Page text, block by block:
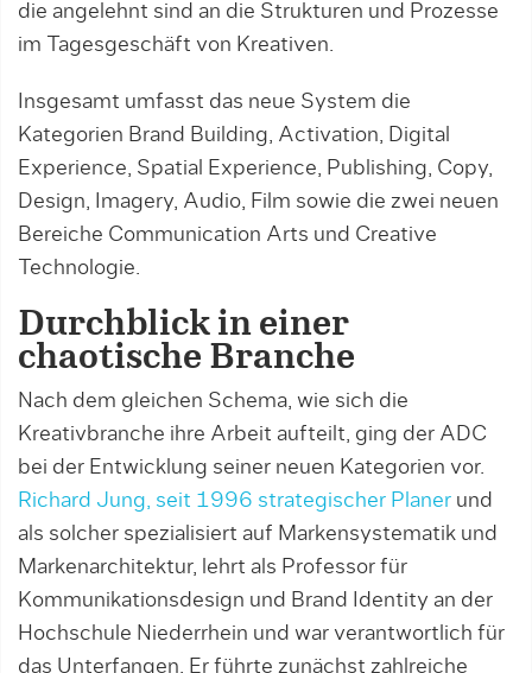
die angelehnt sind an die Strukturen und Prozesse
im Tagesgeschäft von Kreativen.
Insgesamt umfasst das neue System die
Kategorien Brand Building, Activation, Digital
Experience, Spatial Experience, Publishing, Copy,
Design, Imagery, Audio, Film sowie die zwei neuen
Bereiche Communication Arts und Creative
Technologie.
Durchblick in einer
chaotische Branche
Nach dem gleichen Schema, wie sich die
Kreativbranche ihre Arbeit aufteilt, ging der ADC
bei der Entwicklung seiner neuen Kategorien vor.
Richard Jung, seit 1996 strategischer Planer und
als solcher spezialisiert auf Markensystematik und
Markenarchitektur, lehrt als Professor für
Kommunikationsdesign und Brand Identity an der
Hochschule Niederrhein und war verantwortlich für
das Unterfangen. Er führte zunächst zahlreiche